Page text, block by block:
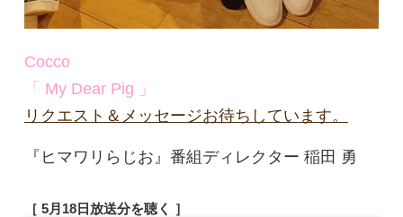
Cocco
「 My Dear Pig 」
リクエスト＆メッセージお待ちしています。
『ヒマワリらじお』番組ディレクター 稲田 勇
［ 5月18日放送分を聴く ］